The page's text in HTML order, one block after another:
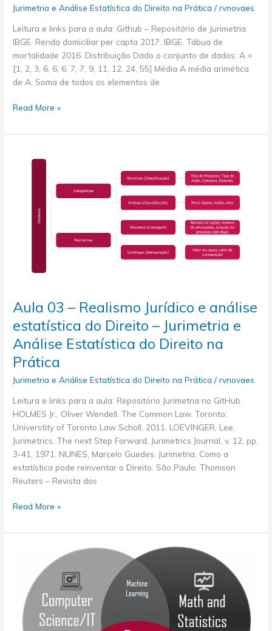
Medidas
de
dispersão
–
Jurimetria
e
Estatística
Direito
Prática
Jurimetria e Análise Estatística do Direito na Prática /rvnovaes
Leitura e links para a aula: Github – Repositório de Jurimetria
IBGE. Renda domiciliar per capta 2017. IBGE. Tábua de
mortalidade 2016. Distribuição Dado o conjunto de dados: A =
[1, 2, 3, 6, 6, 6, 7, 7, 9, 11, 12, 24, 55] Média A média arimética
de A: Soma de todos os elementos de
Aulas
e
fundamentais
estatística
descritiva
–
Jurimetria
e
Análise
Estatística
Direito
na
Prática
Read More »
Aula 03 – Realismo Jurídico e análise
estatística do Direito – Jurimetria e
Análise Estatística do Direito na
Prática
Jurimetria e Análise Estatística do Direito na Prática /rvnovaes
Leitura e links para a aula: Repositório Jurimetria no GitHub
HOLMES Jr., Oliver Wendell. The Common Law. Toronto:
Universtity of Toronto Law Scholl, 2011. LOEVINGER, Lee.
Jurimetrics. The next Step Forward. Jurimetrics Journal, v. 12, pp.
3-41, 1971. NUNES, Marcelo Guedes. Jurimetria. Como a
estatística pode reinventar o Direito. São Paulo: Thomson
Reuters – Revista dos
Aula
–
análise
estatística
Direito
Read More »